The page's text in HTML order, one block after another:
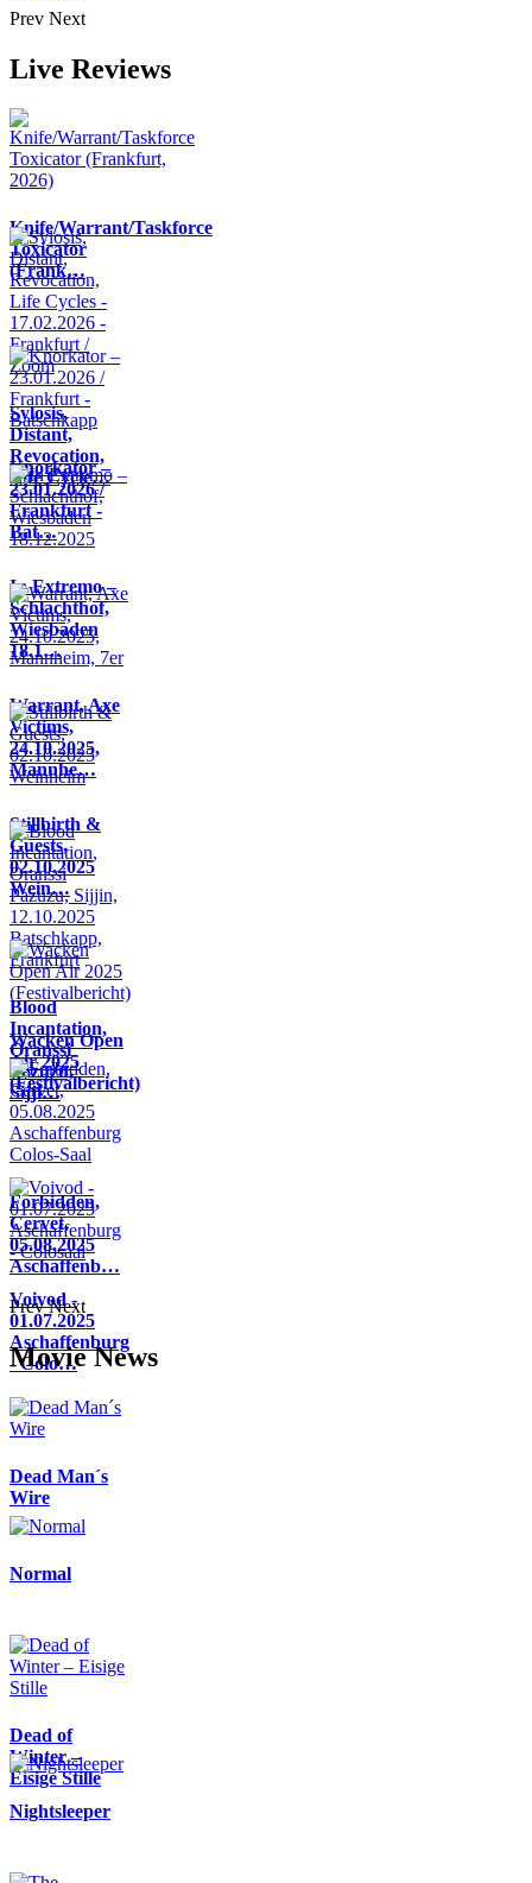
Prev Next
Live Reviews
Knife/Warrant/Taskforce
Toxicator
(Frank…
Sylosis,
Distant,
Revocation,
Life Cycle…
Knorkator –
23.01.2026 /
Frankfurt -
Bat…
In Extremo –
Schlachthof,
Wiesbaden
18.1…
Warrant, Axe
Victims,
24.10.2025,
Mannhe…
Stillbirth &
Guests,
02.10.2025
Wein…
Blood
Incantation,
Oranssi
Pazuzu,
Sijji…
Wacken Open
Air 2025
(Festivalbericht)
Forbidden,
Cervet,
05.08.2025
Aschaffenb…
Voivod -
01.07.2025
Aschaffenburg
- Colo…
Prev Next
Movie News
Dead Man´s
Wire
Normal
Dead of
Winter –
Eisige Stille
Nightsleeper